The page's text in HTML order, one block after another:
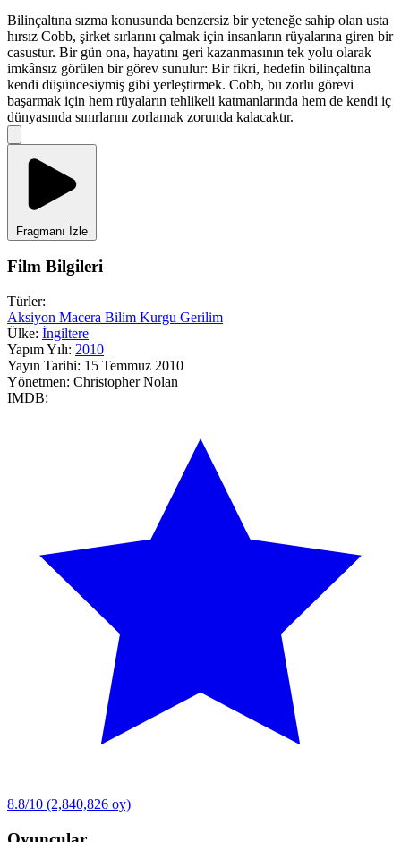
Bilinçaltına sızma konusunda benzersiz bir yeteneğe sahip olan usta
hırsız Cobb, şirket sırlarını çalmak için insanların rüyalarına giren bir
casustur. Bir gün ona, hayatını geri kazanmasının tek yolu olarak
imkânsız görülen bir görev sunulur: Bir fikri, hedefin bilinçaltına
kendi düşüncesiymiş gibi yerleştirmek. Cobb, bu zorlu görevi
başarmak için hem rüyaların tehlikeli katmanlarında hem de kendi iç
dünyasında sınırlarını zorlamak zorunda kalacaktır.
Fragmanı İzle
Film Bilgileri
Türler:
Aksiyon Macera Bilim Kurgu Gerilim
Ülke: İngiltere
Yapım Yılı: 2010
Yayın Tarihi: 15 Temmuz 2010
Yönetmen: Christopher Nolan
IMDB:
8.8/10 (2,840,826 oy)